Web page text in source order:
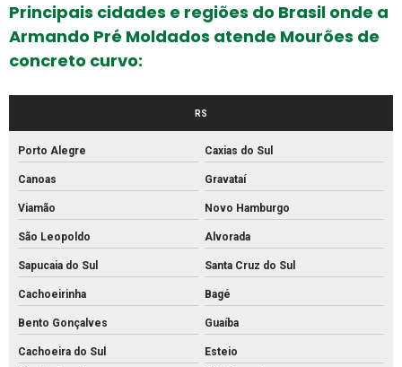
Empresa de piso intertravado
Fabrica de bloco de concreto estrutural
Fabrica de bloco intertravado
Fábrica de blocos de cimento
Fábrica de blocos de concreto
Fábrica de canos de concreto
Fábrica de meio fio de concreto
Fábrica de meio fio
Fábrica de mourão de concreto
Fábrica de palanque de concreto
Principais cidades e regiões do Brasil onde a
Armando Pré Moldados atende Mourões de
concreto curvo:
RS
Porto Alegre Caxias do Sul
Canoas Gravataí
Viamão Novo Hamburgo
São Leopoldo Alvorada
Sapucaia do Sul Santa Cruz do Sul
Cachoeirinha Bagé
Bento Gonçalves Guaíba
Cachoeira do Sul
Esteio